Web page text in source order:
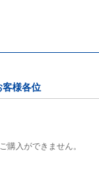
客様各位
購入ができません。